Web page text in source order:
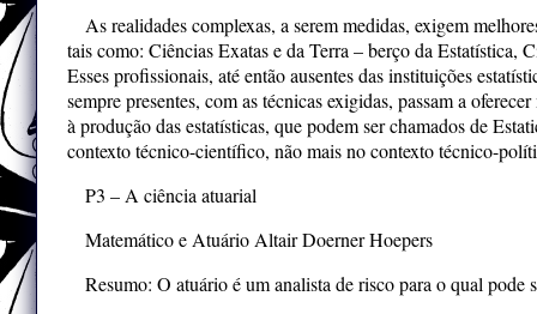
As realidades complexas, a serem medidas, exigem
tais como: Ciências Exatas e da Terra – berço da Estatística,
Esses profissionais, até então ausentes das instituições
sempre presentes, com as técnicas exigidas, passam a
à produção das estatísticas, que podem ser chamados de
contexto técnico-científico, não mais no contexto técnico-
P3 – A ciência atuarial
Matemático e Atuário Altair Doerner Hoepers
Resumo: O atuário é um analista de risco para o qual